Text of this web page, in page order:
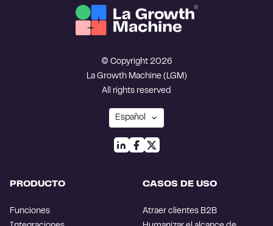
© Copyright 2026
La Growth Machine (LGM)
All rights reserved
PRODUCTO
Funciones
CASOS DE USO
Atraer clientes B2B